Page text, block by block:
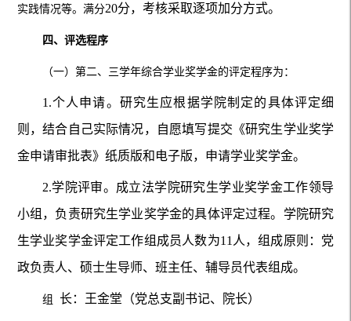
实践情况等。满分20分，考核采取逐项加分方式。
四、评选程序
（一）第二、三学年综合学业奖学金的评定程序为：
1.个人申请。研究生应根据学院制定的具体评定细
则，结合自己实际情况，自愿填写提交《研究生学业奖学
金申请审批表》纸质版和电子版，申请学业奖学金。
2.学院评审。成立法学院研究生学业奖学金工作领导
小组，负责研究生学业奖学金的具体评定过程。学院研究
生学业奖学金评定工作组成员人数为11人，组成原则：党
政负责人、硕士生导师、班主任、辅导员代表组成。
组 长：王金堂（党总支副书记、院长）